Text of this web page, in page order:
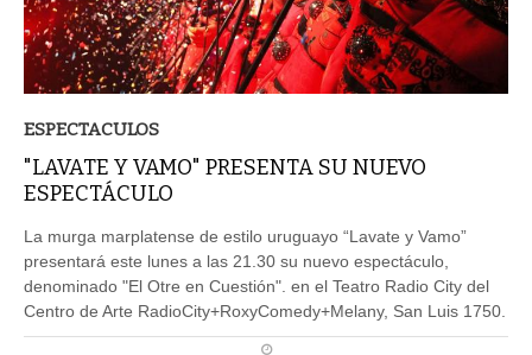
ESPECTACULOS
"LAVATE Y VAMO" PRESENTA SU NUEVO
ESPECTÁCULO
La murga marplatense de estilo uruguayo “Lavate y Vamo”
presentará este lunes a las 21.30 su nuevo espectáculo,
denominado "El Otre en Cuestión". en el Teatro Radio City del
Centro de Arte RadioCity+RoxyComedy+Melany, San Luis 1750.